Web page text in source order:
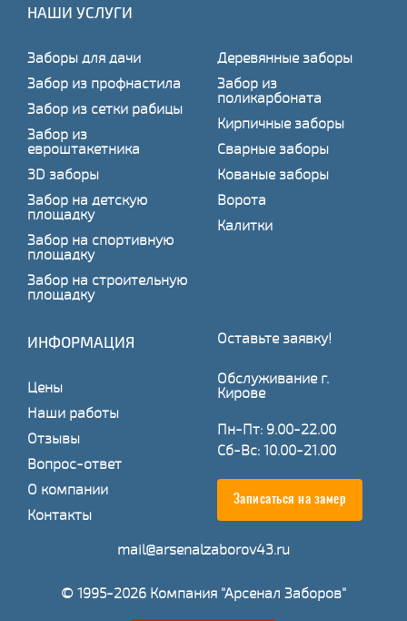
НАШИ УСЛУГИ
Заборы для дачи
Забор из профнастила
Забор из сетки рабицы
Забор из
евроштакетника
3D заборы
Забор на детскую
площадку
Забор на спортивную
площадку
Забор на строительную
площадку
Деревянные заборы
Забор из
поликарбоната
Кирпичные заборы
Сварные заборы
Кованые заборы
Ворота
Калитки
ИНФОРМАЦИЯ
Цены
Наши работы
Отзывы
Вопрос-ответ
О компании
Контакты
Оставьте заявку!
Обслуживание г.
Кирове
Пн-Пт: 9.00-22.00
Сб-Вс: 10.00-21.00
Записаться на замер
mail@arsenalzaborov43.ru
© 1995-2026 Компания "Арсенал Заборов"